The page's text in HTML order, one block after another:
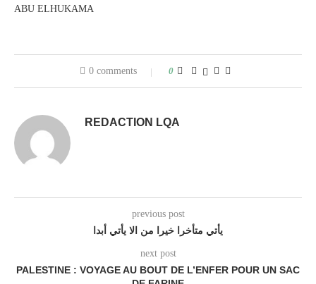
ABU ELHUKAMA
0 comments 0
REDACTION LQA
previous post
يأتي متأخرا خيرا من الا يأتي أبدا
next post
PALESTINE : VOYAGE AU BOUT DE L’ENFER POUR UN SAC